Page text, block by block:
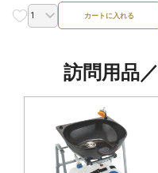
カートに入れる
訪問用品